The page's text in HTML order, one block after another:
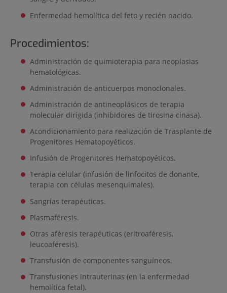
Enfermedad hemolítica del feto y recién nacido.
Procedimientos:
Administración de quimioterapia para neoplasias
hematológicas.
Administración de anticuerpos monoclonales.
Administración de antineoplásicos de terapia
molecular dirigida (inhibidores de tirosina cinasa).
Acondicionamiento para realización de Trasplante de
Progenitores Hematopoyéticos.
Infusión de Progenitores Hematopoyéticos.
Terapia celular (infusión de linfocitos de donante,
terapia con células mesenquimales).
Sangrías terapéuticas.
Plasmaféresis.
Otras aféresis terapéuticas (eritroaféresis,
leucoaféresis).
Transfusión de componentes sanguíneos.
Transfusiones intrauterinas (en la enfermedad
hemolítica fetal).